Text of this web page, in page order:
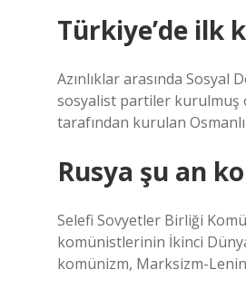
Türkiye’de ilk
Azınlıklar arasında
sosyalist partiler kurulmuş
tarafından kurulan Osmanlı
Rusya şu an
Selefi Sovyetler Birliği
komünistlerinin İkinci
komünizm, Marksizm-